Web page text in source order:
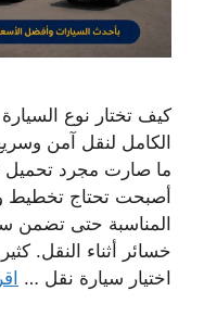
كيف تختار نوع
الكامل لنقل آمن
ما صارت مجرد
أصبحت تحتاج تخطيط
المناسبة حتى تضمن
خسائر أثناء النقل.
اختيار سيارة نقل …